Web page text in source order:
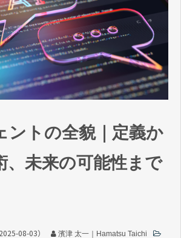
ントの全貌｜定義か
、未来の可能性まで
2025-08-03）
濱津 太一｜Hamatsu Taichi